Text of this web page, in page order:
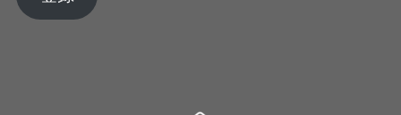
ド